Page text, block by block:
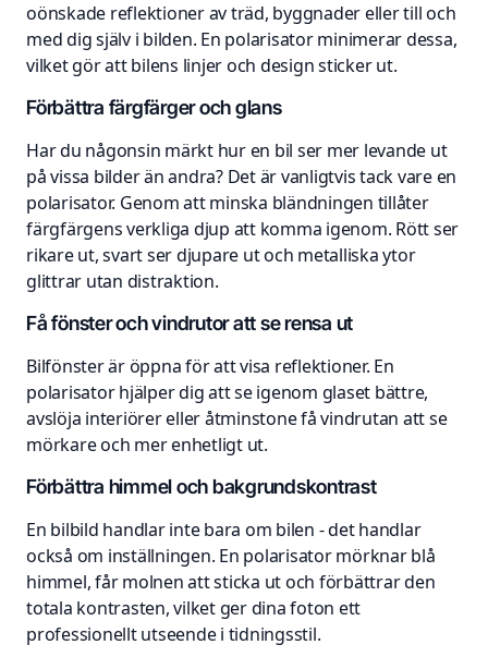
oönskade reflektioner av träd, byggnader eller till och
med dig själv i bilden. En polarisator minimerar dessa,
vilket gör att bilens linjer och design sticker ut.
Förbättra färgfärger och glans
Har du någonsin märkt hur en bil ser mer levande ut
på vissa bilder än andra? Det är vanligtvis tack vare en
polarisator. Genom att minska bländningen tillåter
färgfärgens verkliga djup att komma igenom. Rött ser
rikare ut, svart ser djupare ut och metalliska ytor
glittrar utan distraktion.
Få fönster och vindrutor att se rensa ut
Bilfönster är öppna för att visa reflektioner. En
polarisator hjälper dig att se igenom glaset bättre,
avslöja interiörer eller åtminstone få vindrutan att se
mörkare och mer enhetligt ut.
Förbättra himmel och bakgrundskontrast
En bilbild handlar inte bara om bilen - det handlar
också om inställningen. En polarisator mörknar blå
himmel, får molnen att sticka ut och förbättrar den
totala kontrasten, vilket ger dina foton ett
professionellt utseende i tidningsstil.